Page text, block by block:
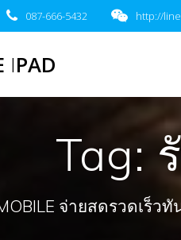
087-666-5432 http://
IPAD
Tag:
จ่ายสดรวดเร็